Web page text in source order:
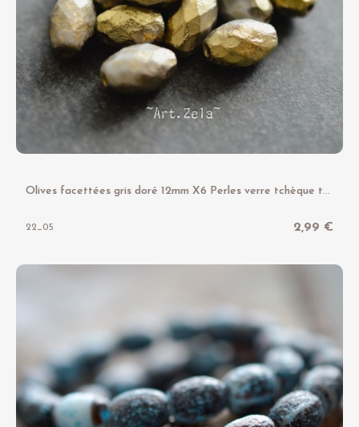
O
lives facettées gris doré 12mm X6 Perles verre tchèque texturé
22_05 2,99 €